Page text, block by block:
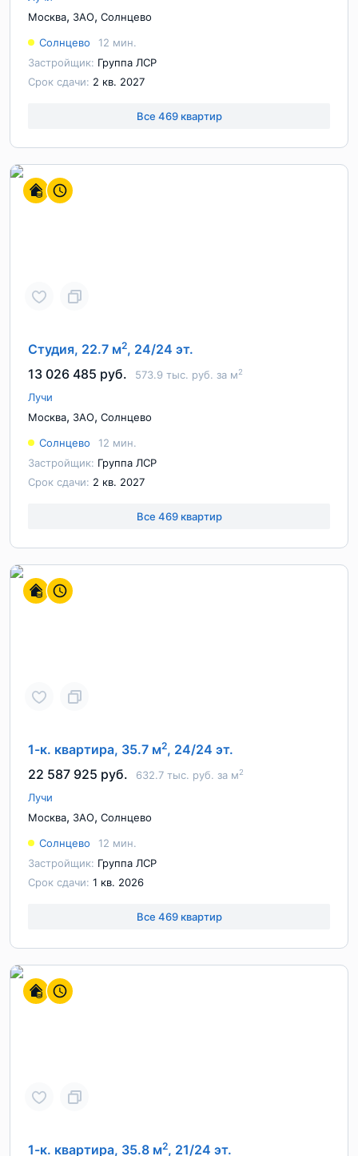
Москва, ЗАО, Солнцево
Солнцево
12 мин.
Застройщик: Группа ЛСР
Срок сдачи: 2 кв. 2027
Все 469 квартир
Студия, 22.7 м2, 24/24 эт.
13 026 485 руб.
573.9 тыс. руб. за м2
Лучи
Москва, ЗАО, Солнцево
Солнцево
12 мин.
Застройщик: Группа ЛСР
Срок сдачи: 2 кв. 2027
Все 469 квартир
1-к. квартира, 35.7 м2, 24/24 эт.
22 587 925 руб.
632.7 тыс. руб. за м2
Лучи
Москва, ЗАО, Солнцево
Солнцево
12 мин.
Застройщик: Группа ЛСР
Срок сдачи: 1 кв. 2026
Все 469 квартир
1-к. квартира, 35.8 м2, 21/24 эт.